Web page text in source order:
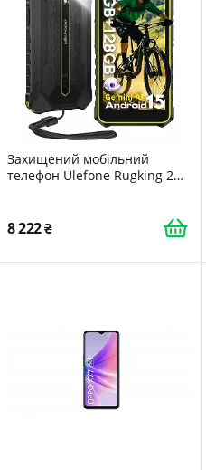
Захищений мобільний
телефон Ulefone Rugking 2
дюйма Corning Glass 4550
mAh 13 MP Widevine L1 Dual
8 222